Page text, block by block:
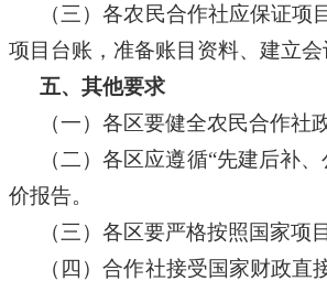
（三）各农民合作社应保证
项目台账，准备账目资料、建立
五、其他要求
（一）各区要健全农民合作
（二）各区应遵循“先建后补
价报告。
（三）各区要严格按照国家
（四）合作社接受国家财政